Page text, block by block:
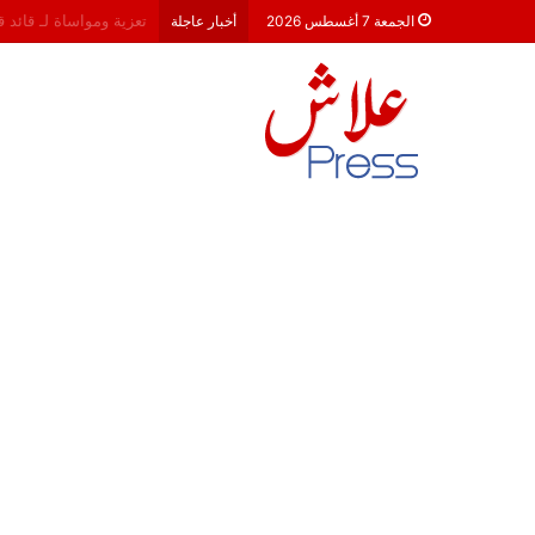
الجمعة 7 أغسطس 2026 أخبار عاجلة هشام جناح: من تألق